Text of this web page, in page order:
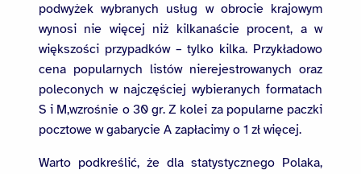
podwyżek wybranych usług w obrocie krajowym
wynosi nie więcej niż kilkanaście procent, a w
większości przypadków – tylko kilka. Przykładowo
cena popularnych listów nierejestrowanych oraz
poleconych w najczęściej wybieranych formatach
S i M,wzrośnie o 30 gr. Z kolei za popularne paczki
pocztowe w gabarycie A zapłacimy o 1 zł więcej.
Warto podkreślić, że dla statystycznego Polaka,